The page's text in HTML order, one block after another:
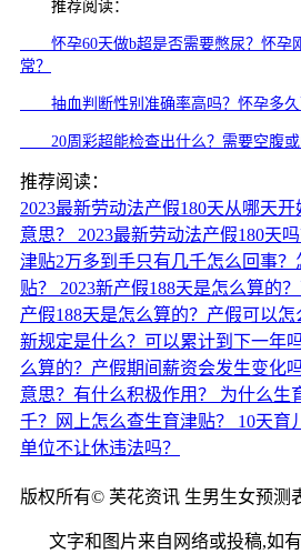
推荐阅读：
怀孕60天做b超是否需要憋尿？怀孕
常？
抽血判断性别准确率高吗？怀孕多久
20周彩超能检查出什么？需要空腹或
推荐阅读：
2023最新劳动法产假180天从哪天
意思？
2023最新劳动法产假180天
津贴2万多到手只有几千怎么回事
贴？
2023新产假188天是怎么算的
产假188天是怎么算的？产假可以怎
新规定是什么？可以累计到下一年吗
么算的？产假期间薪资会发生变化吗
意思？有什么积极作用？
为什么生
千？网上怎么查生育津贴？
10天育
单位不让休违法吗？
版权所有© 芙花资讯 生男生女预测
文字和图片来自网络或投稿,如